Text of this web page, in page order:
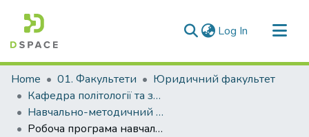
Log In (current)
Communities & Collections
All of DSpace
Statistics
Home 01. Факультети
Юридичний факультет
Кафедра політології та загальноправових дисциплін (Кафедра П та ЗПД)
Навчально-методичний комплекс дисциплін кафедри П та ЗПД
Робоча програма навчальної дисципліни «Право (правознавство, господарське право, адміністративне право, трудове право)» для здобувачів вищої освіти за спеціальністю 073 «Менеджмент», освітньої програми «Менеджмент організації і адміністрування»